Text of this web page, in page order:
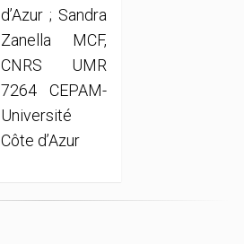
d’Azur ; Sandra
Zanella MCF,
CNRS UMR
7264 CEPAM-
Université
Côte d’Azur